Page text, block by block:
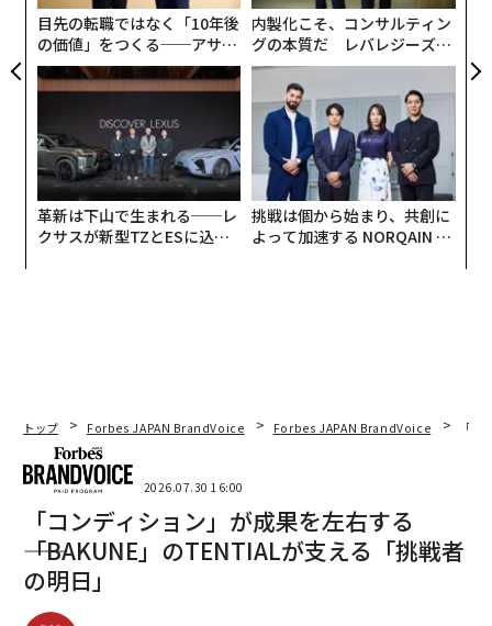
目先の転職ではなく「10年後
の価値」をつくる──アサイ
ンの長期伴走型支援とは
内製化こそ、コンサルティン
グの本質だ レバレジーズが
実践する、次世代ファームの
革新は下山で生まれる──レ
クサスが新型TZとESに込め
挑戦は個から始まり、共創に
よって加速する NORQAIN JA
トップ Forbes JAPAN BrandVoice Forbes JAPAN BrandVoice 「
2026.07.30 16:00
「コンディション」が成果を左右する
――「BAKUNE」のTENTIALが支える「挑戦者
の明日」